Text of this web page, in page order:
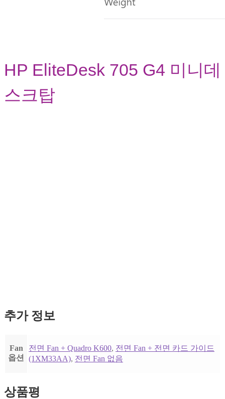
HP EliteDesk 705 G4 미니데
스크탑
추가 정보
Fan
옵션
전면 Fan + Quadro K600, 전면 Fan + 전면 카드 가이드
(1XM33AA), 전면 Fan 없음
상품평